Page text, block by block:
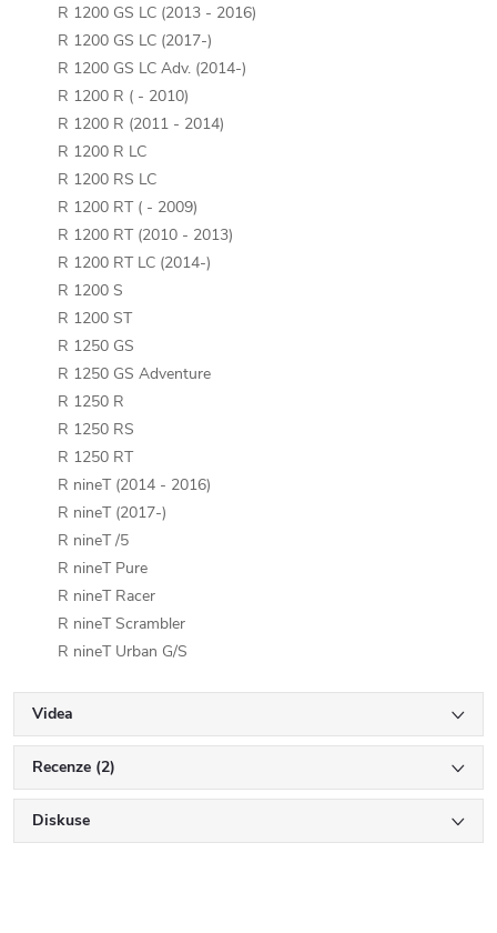
R 1200 GS LC (2013 - 2016)
R 1200 GS LC (2017-)
R 1200 GS LC Adv. (2014-)
R 1200 R ( - 2010)
R 1200 R (2011 - 2014)
R 1200 R LC
R 1200 RS LC
R 1200 RT ( - 2009)
R 1200 RT (2010 - 2013)
R 1200 RT LC (2014-)
R 1200 S
R 1200 ST
R 1250 GS
R 1250 GS Adventure
R 1250 R
R 1250 RS
R 1250 RT
R nineT (2014 - 2016)
R nineT (2017-)
R nineT /5
R nineT Pure
R nineT Racer
R nineT Scrambler
R nineT Urban G/S
Videa
Recenze (2)
Diskuse